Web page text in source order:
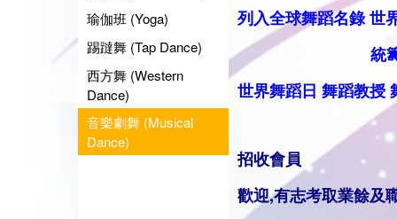
瑜伽班 (Yoga)
踢躂舞 (Tap Dance)
西方舞 (Western
Dance)
音樂劇舞 (Musical
Dance)
列入全球舞蹈名錄世
統籌業餘
世界舞蹈日 舞蹈教授
招收會員
歡迎,有志考取業餘及